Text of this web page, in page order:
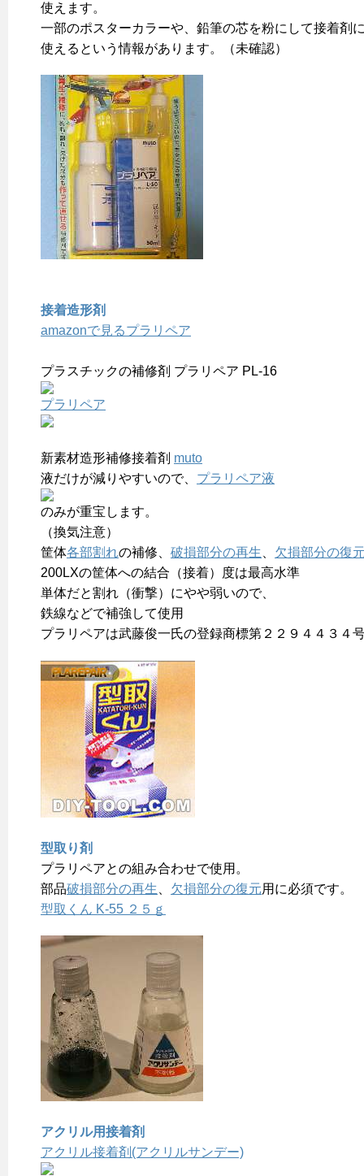
使えます。
一部のポスターカラーや、鉛筆の芯を粉にして接着剤
使えるという情報があります。（未確認）
接着造形剤
amazonで見るプラリペア
プラスチックの補修剤 プラリペア PL-16
プラリペア
新素材造形補修接着剤 muto
液だけが減りやすいので、 プラリペア液
のみが重宝します。
（換気注意）
筐体各部割れの補修、 破損部分の再生
欠損部分の復
200LXの筐体への結合（接着）度は最高水準
単体だと割れ（衝撃）にやや弱いので、
鉄線などで補強して使用
プラリペアは武藤俊一氏の登録商標第２２９４４３４
型取り剤
プラリペアとの組み合わせで使用。
部品破損部分の再生 欠損部分の復元用に必須です。
型取くん K-55 ２５ｇ
アクリル用接着剤
アクリル接着剤(アクリルサンデー)